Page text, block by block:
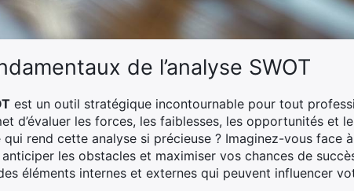
de l’analyse SWOT
est un outil stratégique incontournable pour tout
d’évaluer les forces, les faiblesses, les opportunités et
qui rend cette analyse si précieuse ? Imaginez-vous face
les obstacles et maximiser vos chances de
éléments internes et externes qui peuvent influencer